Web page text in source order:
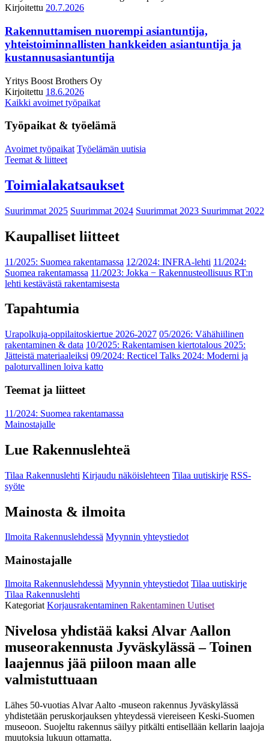
Kirjoitettu 20.7.2026
Rakennuttamisen nuorempi asiantuntija,
yhteistoiminnallisten hankkeiden asiantuntija ja
kustannusasiantuntija
Yritys Boost Brothers Oy
Kirjoitettu 18.6.2026
Kaikki avoimet työpaikat
Työpaikat & työelämä
Avoimet työpaikat Työelämän uutisia
Teemat & liitteet
Toimialakatsaukset
Suurimmat 2025 Suurimmat 2024 Suurimmat 2023 Suurimmat 2022
Kaupalliset liitteet
11/2025: Suomea rakentamassa 12/2024: INFRA-lehti 11/2024:
Suomea rakentamassa 11/2023: Jokka − Rakennusteollisuus RT:n
lehti kestävästä rakentamisesta
Tapahtumia
Urapolkuja-oppilaitoskiertue 2026-2027 05/2026: Vähähiilinen
rakentaminen & data 10/2025: Rakentamisen kiertotalous 2025:
Jätteistä materiaaleiksi 09/2024: Recticel Talks 2024: Moderni ja
paloturvallinen loiva katto
Teemat ja liitteet
11/2024: Suomea rakentamassa
Mainostajalle
Lue Rakennuslehteä
Tilaa Rakennuslehti Kirjaudu näköislehteen Tilaa uutiskirje RSS-
syöte
Mainosta & ilmoita
Ilmoita Rakennuslehdessä Myynnin yhteystiedot
Mainostajalle
Ilmoita Rakennuslehdessä Myynnin yhteystiedot Tilaa uutiskirje
Tilaa Rakennuslehti
Kategoriat Korjausrakentaminen Rakentaminen Uutiset
Nivelosa yhdistää kaksi Alvar Aallon
museorakennusta Jyväskylässä – Toinen
laajennus jää piiloon maan alle
valmistuttuaan
Lähes 50-vuotias Alvar Aalto -museon rakennus Jyväskylässä
yhdistetään peruskorjauksen yhteydessä viereiseen Keski-Suomen
museoon. Suojeltu rakennus säilyy pitkälti entisellään kellarin laajoja
muutoksia lukuun ottamatta.